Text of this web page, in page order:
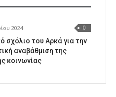
2024 0
σχόλιο του Αρκά για την
αναβάθμιση της
κοινωνίας